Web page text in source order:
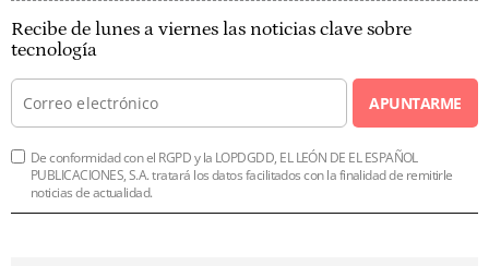
Recibe de lunes a viernes las noticias clave sobre
tecnología
APUNTARME
De conformidad con el RGPD y la LOPDGDD, EL LEÓN DE EL ESPAÑOL
PUBLICACIONES, S.A. tratará los datos facilitados con la finalidad de remitirle
noticias de actualidad.